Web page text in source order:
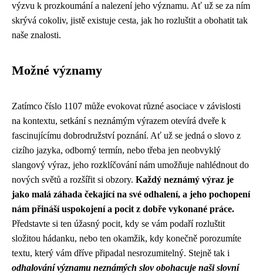
výzvu k prozkoumání a nalezení jeho významu. Ať už se za ním
skrývá cokoliv, jistě existuje cesta, jak ho rozluštit a obohatit tak
naše znalosti.
Možné významy
Zatímco číslo 1107 může evokovat různé asociace v závislosti
na kontextu, setkání s neznámým výrazem otevírá dveře k
fascinujícímu dobrodružství poznání. Ať už se jedná o slovo z
cizího jazyka, odborný termín, nebo třeba jen neobvyklý
slangový výraz, jeho rozklíčování nám umožňuje nahlédnout do
nových světů a rozšířit si obzory. Každý neznámý výraz je
jako malá záhada čekající na své odhalení, a jeho pochopení
nám přináší uspokojení a pocit z dobře vykonané práce.
Představte si ten úžasný pocit, kdy se vám podaří rozluštit
složitou hádanku, nebo ten okamžik, kdy konečně porozumíte
textu, který vám dříve připadal nesrozumitelný. Stejně tak i
odhalování významu neznámých slov obohacuje naši slovní